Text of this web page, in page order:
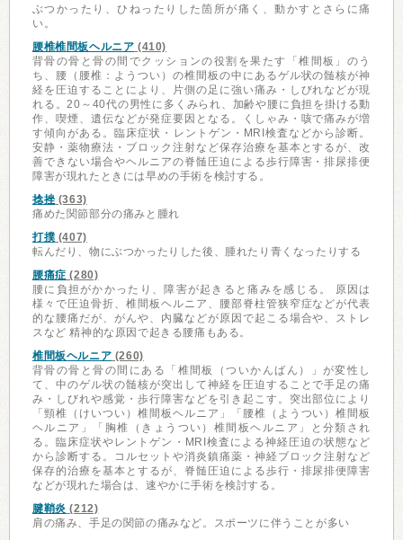
ぶつかったり、ひねったりした箇所が痛く、動かすとさらに痛
い。
腰椎椎間板ヘルニア (410)
背骨の骨と骨の間でクッションの役割を果たす「椎間板」のう
ち、腰（腰椎：ようつい）の椎間板の中にあるゲル状の髄核が神
経を圧迫することにより、片側の足に強い痛み・しびれなどが現
れる。20～40代の男性に多くみられ、加齢や腰に負担を掛ける動
作、喫煙、遺伝などが発症要因となる。くしゃみ・咳で痛みが増
す傾向がある。臨床症状・レントゲン・MRI検査などから診断。
安静・薬物療法・ブロック注射など保存治療を基本とするが、改
善できない場合やヘルニアの脊髄圧迫による歩行障害・排尿排便
障害が現れたときには早めの手術を検討する。
捻挫 (363)
痛めた関節部分の痛みと腫れ
打撲 (407)
転んだり、物にぶつかったりした後、腫れたり青くなったりする
腰痛症 (280)
腰に負担がかかったり、障害が起きると痛みを感じる。 原因は
様々で圧迫骨折、椎間板ヘルニア、腰部脊柱管狭窄症などが代表
的な腰痛だが、がんや、内臓などが原因で起こる場合や、ストレ
スなど 精神的な原因で起きる腰痛もある。
椎間板ヘルニア (260)
背骨の骨と骨の間にある「椎間板（ついかんばん）」が変性し
て、中のゲル状の髄核が突出して神経を圧迫することで手足の痛
み・しびれや感覚・歩行障害などを引き起こす。突出部位により
「頸椎（けいつい）椎間板ヘルニア」「腰椎（ようつい）椎間板
ヘルニア」「胸椎（きょうつい）椎間板ヘルニア」と分類され
る。臨床症状やレントゲン・MRI検査による神経圧迫の状態など
から診断する。コルセットや消炎鎮痛薬・神経ブロック注射など
保存的治療を基本とするが、脊髄圧迫による歩行・排尿排便障害
などが現れた場合は、速やかに手術を検討する。
腱鞘炎 (212)
肩の痛み、手足の関節の痛みなど。スポーツに伴うことが多い